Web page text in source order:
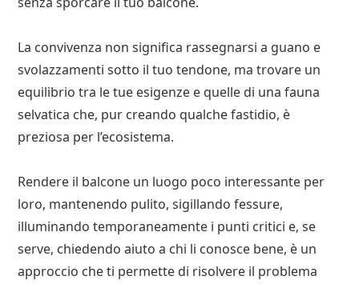
La convivenza non significa rassegnarsi a guano e
svolazzamenti sotto il tuo tendone, ma trovare un
equilibrio tra le tue esigenze e quelle di una fauna
selvatica che, pur creando qualche fastidio, è
preziosa per l’ecosistema.
Rendere il balcone un luogo poco interessante per
loro, mantenendo pulito, sigillando fessure,
illuminando temporaneamente i punti critici e, se
serve, chiedendo aiuto a chi li conosce bene, è un
approccio che ti permette di risolvere il problema